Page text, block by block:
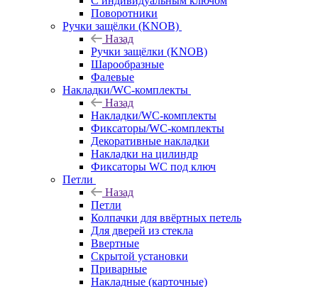
Поворотники
Ручки защёлки (KNOB)
Назад
Ручки защёлки (KNOB)
Шарообразные
Фалевые
Накладки/WC-комплекты
Назад
Накладки/WC-комплекты
Фиксаторы/WC-комплекты
Декоративные накладки
Накладки на цилиндр
Фиксаторы WC под ключ
Петли
Назад
Петли
Колпачки для ввёртных петель
Для дверей из стекла
Ввертные
Скрытой установки
Приварные
Накладные (карточные)